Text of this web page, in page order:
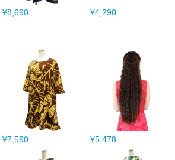
¥8,690 ¥4,290
¥7,590 ¥5,478